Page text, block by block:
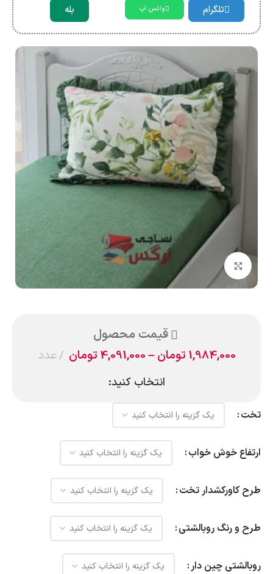
تلگرام واتس اپ بله
بزرگنمایی تصویر
قیمت محصول
1,984,000تومان –
4,091,000تومان عدد
انتخاب کنید:
تخت
ارتفاع خوش خواب
طرح کاورکشدار تخت
طرح و رنگ روبالشتی
روبالشتی چین دار